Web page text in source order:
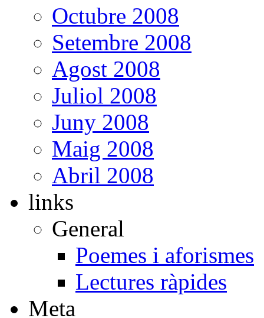
Octubre 2008
Setembre 2008
Agost 2008
Juliol 2008
Juny 2008
Maig 2008
Abril 2008
links
General
Poemes i aforismes
Lectures ràpides
Meta